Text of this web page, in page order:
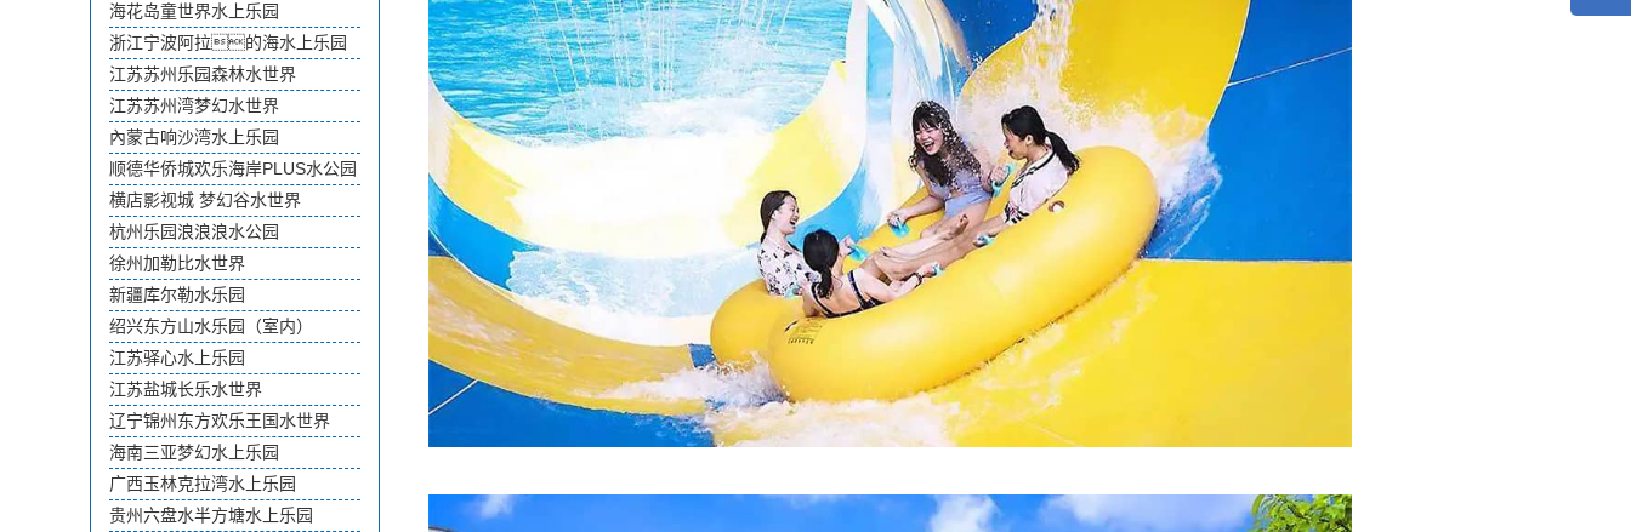
海花岛童世界水上乐园
浙江宁波阿拉的海水上乐园
江苏苏州乐园森林水世界
江苏苏州湾梦幻水世界
內蒙古响沙湾水上乐园
顺德华侨城欢乐海岸PLUS水公园
横店影视城 梦幻谷水世界
杭州乐园浪浪浪水公园
徐州加勒比水世界
新疆库尔勒水乐园
绍兴东方山水乐园（室内）
江苏驿心水上乐园
江苏盐城长乐水世界
辽宁锦州东方欢乐王国水世界
海南三亚梦幻水上乐园
广西玉林克拉湾水上乐园
贵州六盘水半方塘水上乐园